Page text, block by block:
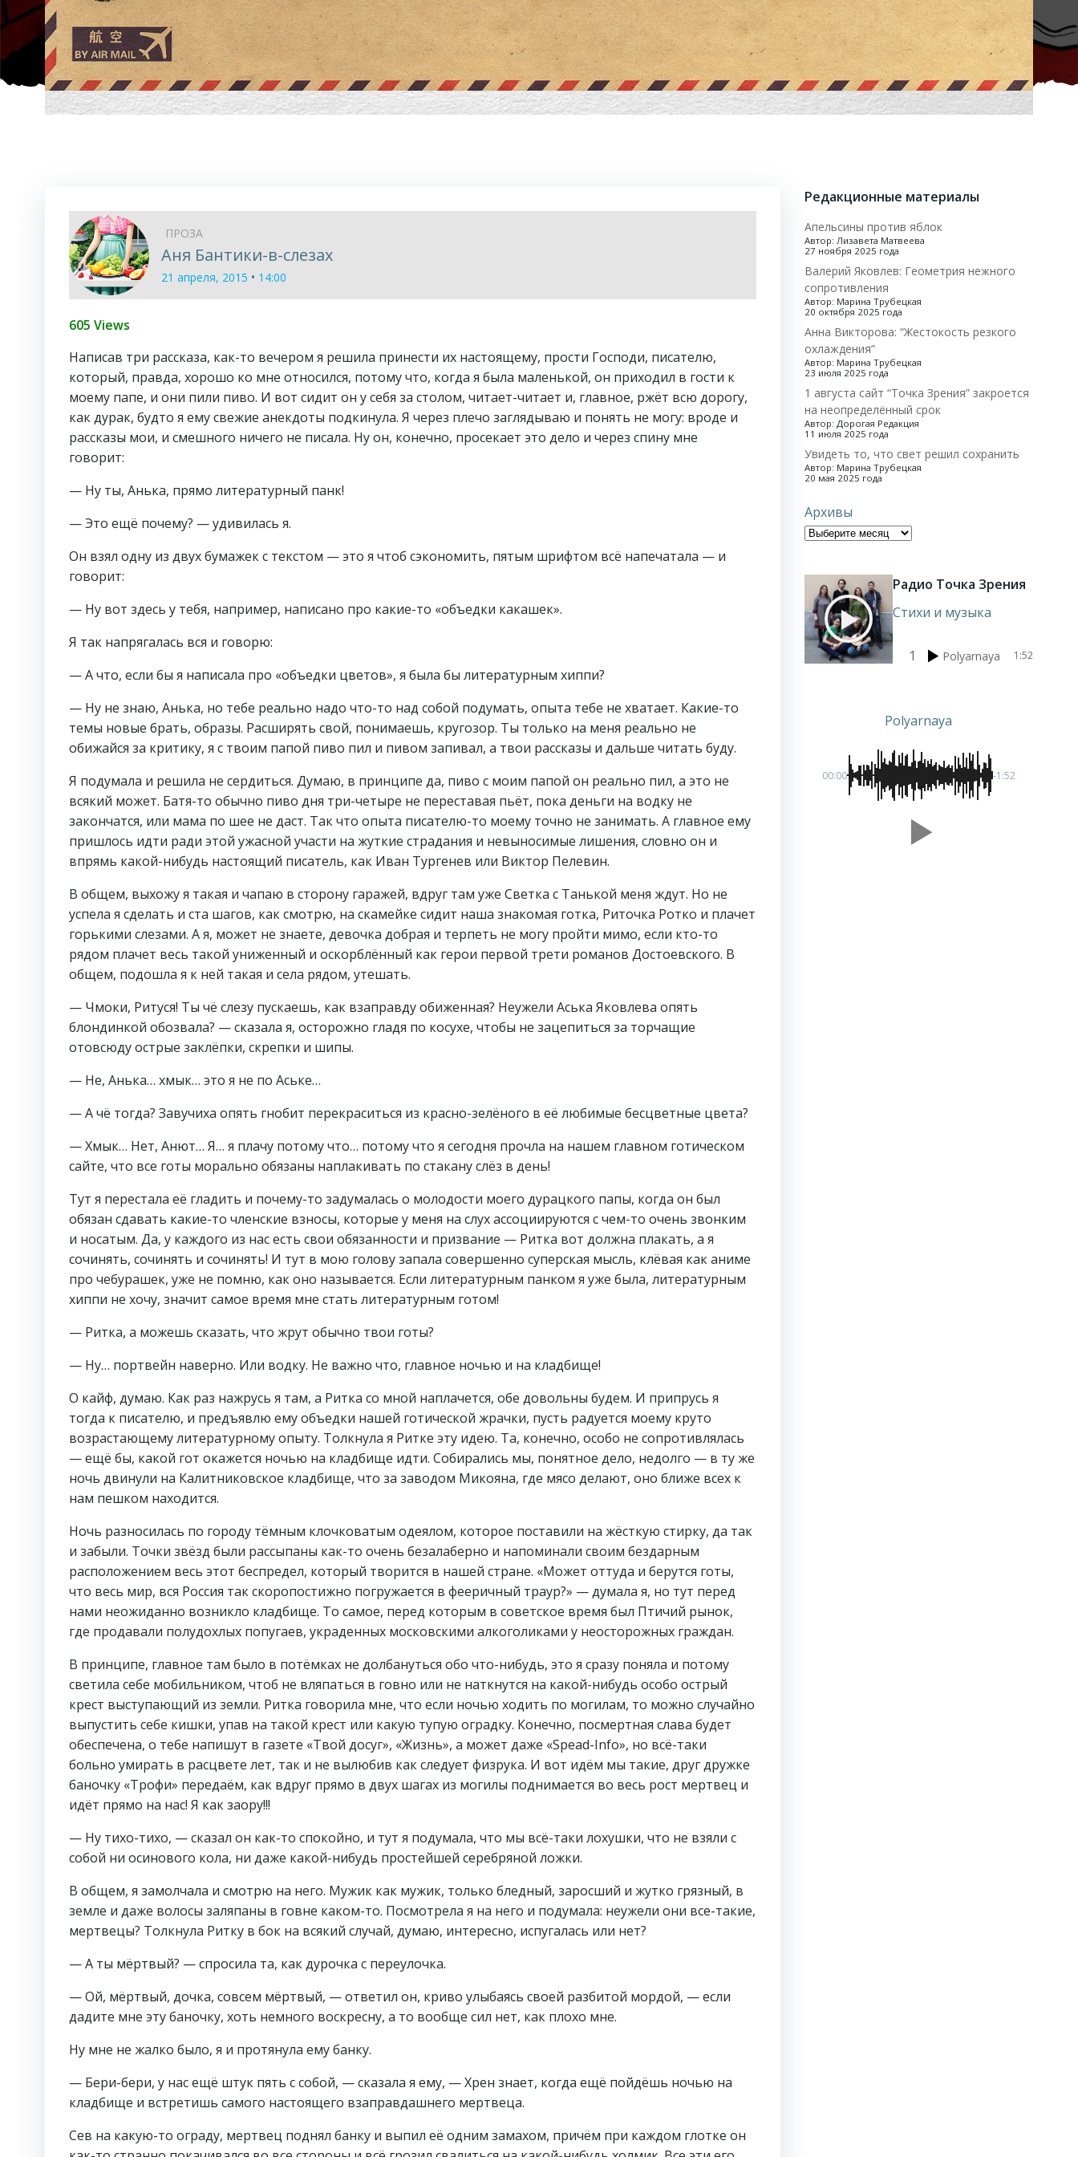
ПРОЗА
Аня Бантики-в-слезах
21 апреля, 2015 • 14:00
605 Views
Написав три рассказа, как-то вечером я решила принести их настоящему, прости Господи, писателю,
который, правда, хорошо ко мне относился, потому что, когда я была маленькой, он приходил в гости к
моему папе, и они пили пиво. И вот сидит он у себя за столом, читает-читает и, главное, ржёт всю дорогу,
как дурак, будто я ему свежие анекдоты подкинула. Я через плечо заглядываю и понять не могу: вроде и
рассказы мои, и смешного ничего не писала. Ну он, конечно, просекает это дело и через спину мне
говорит:
— Ну ты, Анька, прямо литературный панк!
— Это ещё почему? — удивилась я.
Он взял одну из двух бумажек с текстом — это я чтоб сэкономить, пятым шрифтом всё напечатала — и
говорит:
— Ну вот здесь у тебя, например, написано про какие-то «объедки какашек».
Я так напрягалась вся и говорю:
— А что, если бы я написала про «объедки цветов», я была бы литературным хиппи?
— Ну не знаю, Анька, но тебе реально надо что-то над собой подумать, опыта тебе не хватает. Какие-то
темы новые брать, образы. Расширять свой, понимаешь, кругозор. Ты только на меня реально не
обижайся за критику, я с твоим папой пиво пил и пивом запивал, а твои рассказы и дальше читать буду.
Я подумала и решила не сердиться. Думаю, в принципе да, пиво с моим папой он реально пил, а это не
всякий может. Батя-то обычно пиво дня три-четыре не переставая пьёт, пока деньги на водку не
закончатся, или мама по шее не даст. Так что опыта писателю-то моему точно не занимать. А главное ему
пришлось идти ради этой ужасной участи на жуткие страдания и невыносимые лишения, словно он и
впрямь какой-нибудь настоящий писатель, как Иван Тургенев или Виктор Пелевин.
В общем, выхожу я такая и чапаю в сторону гаражей, вдруг там уже Светка с Танькой меня ждут. Но не
успела я сделать и ста шагов, как смотрю, на скамейке сидит наша знакомая готка, Риточка Ротко и плачет
горькими слезами. А я, может не знаете, девочка добрая и терпеть не могу пройти мимо, если кто-то
рядом плачет весь такой униженный и оскорблённый как герои первой трети романов Достоевского. В
общем, подошла я к ней такая и села рядом, утешать.
— Чмоки, Ритуся! Ты чё слезу пускаешь, как взаправду обиженная? Неужели Аська Яковлева опять
блондинкой обозвала? — сказала я, осторожно гладя по косухе, чтобы не зацепиться за торчащие
отовсюду острые заклёпки, скрепки и шипы.
— Не, Анька… хмык… это я не по Аське…
— А чё тогда? Завучиха опять гнобит перекраситься из красно-зелёного в её любимые бесцветные цвета?
— Хмык… Нет, Анют… Я… я плачу потому что… потому что я сегодня прочла на нашем главном готическом
сайте, что все готы морально обязаны наплакивать по стакану слёз в день!
Тут я перестала её гладить и почему-то задумалась о молодости моего дурацкого папы, когда он был
обязан сдавать какие-то членские взносы, которые у меня на слух ассоциируются с чем-то очень звонким
и носатым. Да, у каждого из нас есть свои обязанности и призвание — Ритка вот должна плакать, а я
сочинять, сочинять и сочинять! И тут в мою голову запала совершенно суперская мысль, клёвая как аниме
про чебурашек, уже не помню, как оно называется. Если литературным панком я уже была, литературным
хиппи не хочу, значит самое время мне стать литературным готом!
— Ритка, а можешь сказать, что жрут обычно твои готы?
— Ну… портвейн наверно. Или водку. Не важно что, главное ночью и на кладбище!
О кайф, думаю. Как раз нажрусь я там, а Ритка со мной наплачется, обе довольны будем. И припрусь я
тогда к писателю, и предъявлю ему объедки нашей готической жрачки, пусть радуется моему круто
возрастающему литературному опыту. Толкнула я Ритке эту идею. Та, конечно, особо не сопротивлялась
— ещё бы, какой гот окажется ночью на кладбище идти. Собирались мы, понятное дело, недолго — в ту же
ночь двинули на Калитниковское кладбище, что за заводом Микояна, где мясо делают, оно ближе всех к
нам пешком находится.
Ночь разносилась по городу тёмным клочковатым одеялом, которое поставили на жёсткую стирку, да так
и забыли. Точки звёзд были рассыпаны как-то очень безалаберно и напоминали своим бездарным
расположением весь этот беспредел, который творится в нашей стране. «Может оттуда и берутся готы,
что весь мир, вся Россия так скоропостижно погружается в фееричный траур?» — думала я, но тут перед
нами неожиданно возникло кладбище. То самое, перед которым в советское время был Птичий рынок,
где продавали полудохлых попугаев, украденных московскими алкоголиками у неосторожных граждан.
В принципе, главное там было в потёмках не долбануться обо что-нибудь, это я сразу поняла и потому
светила себе мобильником, чтоб не вляпаться в говно или не наткнутся на какой-нибудь особо острый
крест выступающий из земли. Ритка говорила мне, что если ночью ходить по могилам, то можно случайно
выпустить себе кишки, упав на такой крест или какую тупую оградку. Конечно, посмертная слава будет
обеспечена, о тебе напишут в газете «Твой досуг», «Жизнь», а может даже «Spead-Info», но всё-таки
больно умирать в расцвете лет, так и не вылюбив как следует физрука. И вот идём мы такие, друг дружке
баночку «Трофи» передаём, как вдруг прямо в двух шагах из могилы поднимается во весь рост мертвец и
идёт прямо на нас! Я как заору!!!
— Ну тихо-тихо, — сказал он как-то спокойно, и тут я подумала, что мы всё-таки лохушки, что не взяли с
собой ни осинового кола, ни даже какой-нибудь простейшей серебряной ложки.
В общем, я замолчала и смотрю на него. Мужик как мужик, только бледный, заросший и жутко грязный, в
земле и даже волосы заляпаны в говне каком-то. Посмотрела я на него и подумала: неужели они все-такие,
мертвецы? Толкнула Ритку в бок на всякий случай, думаю, интересно, испугалась или нет?
— А ты мёртвый? — спросила та, как дурочка с переулочка.
— Ой, мёртвый, дочка, совсем мёртвый, — ответил он, криво улыбаясь своей разбитой мордой, — если
дадите мне эту баночку, хоть немного воскресну, а то вообще сил нет, как плохо мне.
Ну мне не жалко было, я и протянула ему банку.
— Бери-бери, у нас ещё штук пять с собой, — сказала я ему, — Хрен знает, когда ещё пойдёшь ночью на
кладбище и встретишь самого настоящего взаправдашнего мертвеца.
Сев на какую-то ограду, мертвец поднял банку и выпил её одним замахом, причём при каждом глотке он
Редакционные материалы
Апельсины против яблок
Автор: Лизавета Матвеева
27 ноября 2025 года
Валерий Яковлев: Геометрия нежного
сопротивления
Автор: Марина Трубецкая
20 октября 2025 года
Анна Викторова: “Жестокость резкого
охлаждения”
Автор: Марина Трубецкая
23 июля 2025 года
1 августа сайт “Точка Зрения” закроется
на неопределённый срок
Автор: Дорогая Редакция
11 июля 2025 года
Увидеть то, что свет решил сохранить
Автор: Марина Трубецкая
20 мая 2025 года
Архивы
Радио Точка Зрения
Стихи и музыка
1 Polyarnaya 1:52
Polyarnaya
00:00 -1:52